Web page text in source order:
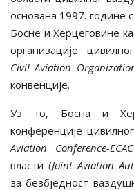
основана 1997. године
Босне и Херцеговине
организације
Civil Aviation
конвенције.
Уз то, Босна и
конференције
Aviation Conference-ECAC
власти (Joint Aviation
за безбједност